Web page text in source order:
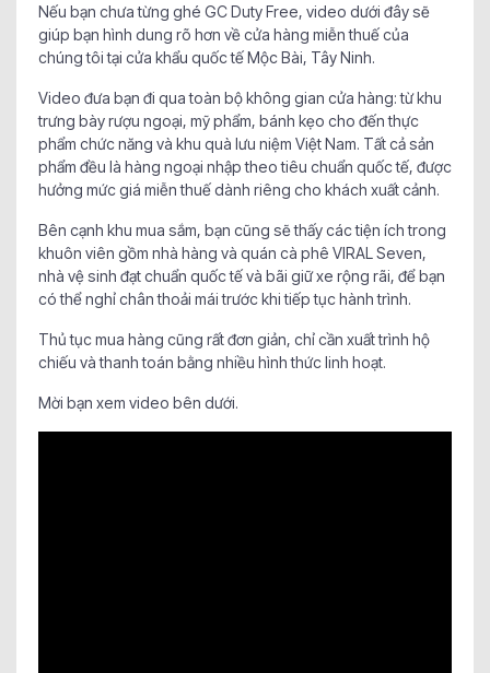
Nếu bạn chưa từng ghé GC Duty Free, video dưới đây sẽ
giúp bạn hình dung rõ hơn về cửa hàng miễn thuế của
chúng tôi tại cửa khẩu quốc tế Mộc Bài, Tây Ninh.
Video đưa bạn đi qua toàn bộ không gian cửa hàng: từ khu
trưng bày rượu ngoại, mỹ phẩm, bánh kẹo cho đến thực
phẩm chức năng và khu quà lưu niệm Việt Nam. Tất cả sản
phẩm đều là hàng ngoại nhập theo tiêu chuẩn quốc tế, được
hưởng mức giá miễn thuế dành riêng cho khách xuất cảnh.
Bên cạnh khu mua sắm, bạn cũng sẽ thấy các tiện ích trong
khuôn viên gồm nhà hàng và quán cà phê VIRAL Seven,
nhà vệ sinh đạt chuẩn quốc tế và bãi giữ xe rộng rãi, để bạn
có thể nghỉ chân thoải mái trước khi tiếp tục hành trình.
Thủ tục mua hàng cũng rất đơn giản, chỉ cần xuất trình hộ
chiếu và thanh toán bằng nhiều hình thức linh hoạt.
Mời bạn xem video bên dưới.